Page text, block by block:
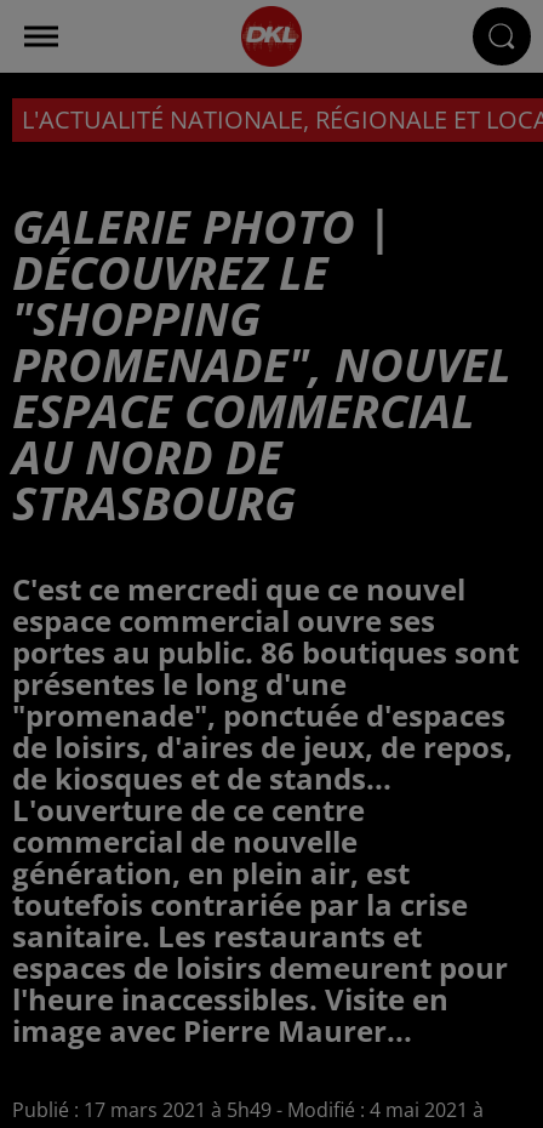
L'ACTUALITÉ NATIONALE, RÉGIONALE ET
GALERIE PHOTO |
DÉCOUVREZ LE
"SHOPPING
PROMENADE", NOUVEL
ESPACE COMMERCIAL
AU NORD DE
STRASBOURG
C'est ce mercredi que ce nouvel
espace commercial ouvre ses
portes au public. 86 boutiques sont
présentes le long d'une
"promenade", ponctuée d'espaces
de loisirs, d'aires de jeux, de repos,
de kiosques et de stands...
L'ouverture de ce centre
commercial de nouvelle
génération, en plein air, est
toutefois contrariée par la crise
sanitaire. Les restaurants et
espaces de loisirs demeurent pour
l'heure inaccessibles. Visite en
image avec Pierre Maurer...
Publié : 17 mars 2021 à 5h49 - Modifié : 4 mai 2021 à